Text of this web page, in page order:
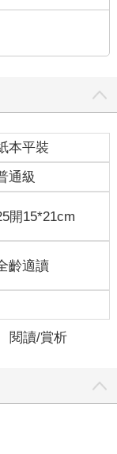
的效果有多強大，
足感。我們可以想
當中，也多少會有
入「重點橋段」。
，只是每個人接觸
到雜貨店櫃台上的
同事八卦，都能提
，什麼樣的故事對
生？那無非是
「奇觀」（別人的
評論中國的宮鬥小
節都指向了「向家
台灣兩地讀者在
乏」。後者則像近
能的角色代替我們
們看到蜘蛛人突遭
軌的列車的人
是這麼一個人就好
機制仍然存在。
⋯⋯）或出於「奇
所謂內容農場式的
本平裝
通級
開15*21cm
齡適讀
閱讀/賞析